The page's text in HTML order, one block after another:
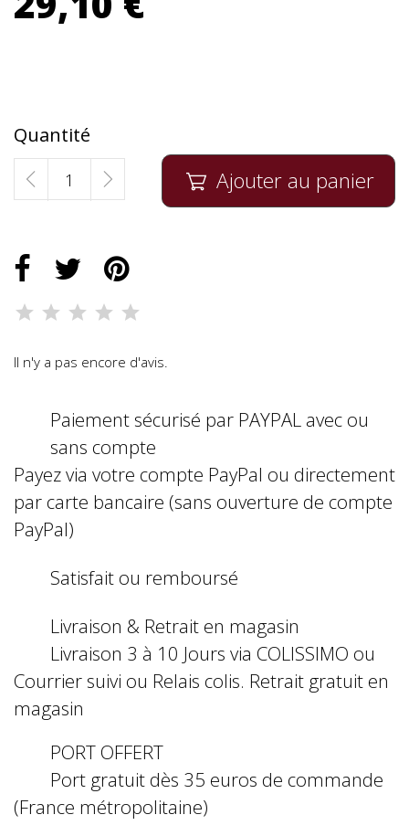
Quantité
 Ajouter au panier
Il n'y a pas encore d'avis.
Paiement sécurisé par PAYPAL avec ou
sans compte
Payez via votre compte PayPal ou directement
par carte bancaire (sans ouverture de compte
PayPal)
Satisfait ou remboursé
Livraison & Retrait en magasin
Livraison 3 à 10 Jours via COLISSIMO ou
Courrier suivi ou Relais colis. Retrait gratuit en
magasin
PORT OFFERT
Port gratuit dès 35 euros de commande
(France métropolitaine)